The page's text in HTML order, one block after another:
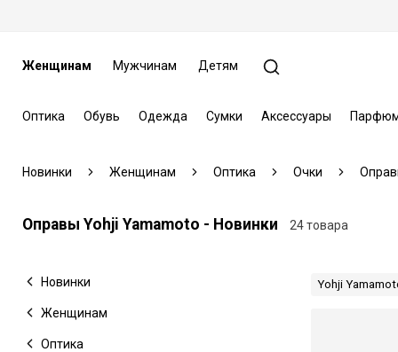
Женщинам Мужчинам Детям
Оптика Обувь Одежда Сумки Аксессуары
Новинки Женщинам Оптика Очки
Оправы Yohji Yamamoto - Новинки 24 товара
Новинки
Женщинам
Оптика
Yohji